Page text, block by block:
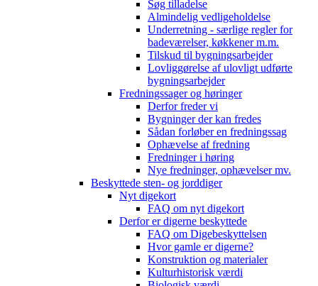
Søg tilladelse
Almindelig vedligeholdelse
Underretning - særlige regler for
badeværelser, køkkener m.m.
Tilskud til bygningsarbejder
Lovliggørelse af ulovligt udførte
bygningsarbejder
Fredningssager og høringer
Derfor freder vi
Bygninger der kan fredes
Sådan forløber en fredningssag
Ophævelse af fredning
Fredninger i høring
Nye fredninger, ophævelser mv.
Beskyttede sten- og jorddiger
Nyt digekort
FAQ om nyt digekort
Derfor er digerne beskyttede
FAQ om Digebeskyttelsen
Hvor gamle er digerne?
Konstruktion og materialer
Kulturhistorisk værdi